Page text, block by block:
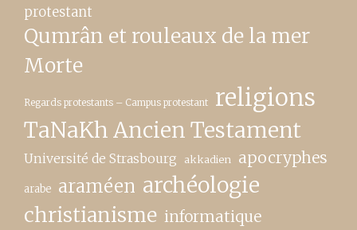
protestant
Qumrân et rouleaux de la mer
Morte
Regards protestants – Campus protestant religions
TaNaKh Ancien Testament
Université de Strasbourg akkadien apocryphes
arabe araméen archéologie
christianisme informatique